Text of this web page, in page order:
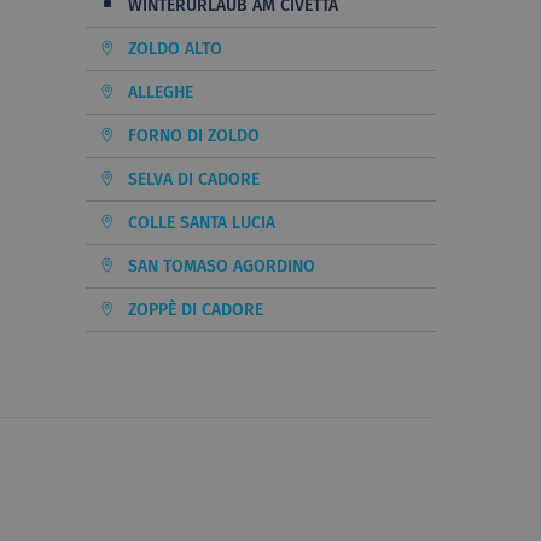
WINTERURLAUB AM CIVETTA
ZOLDO ALTO
ALLEGHE
FORNO DI ZOLDO
SELVA DI CADORE
COLLE SANTA LUCIA
SAN TOMASO AGORDINO
ZOPPÈ DI CADORE